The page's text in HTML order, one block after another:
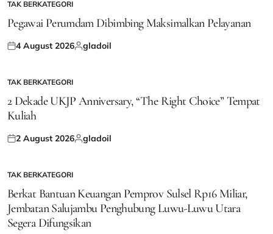
POSTED
IN
TAK BERKATEGORI
Pegawai Perumdam Dibimbing Maksimalkan Pelayanan
Posted
4 August 2026Posted
gladoil
POSTED
TAK BERKATEGORI
2 Dekade UKJP Anniversary, “The Right Choice” Tempat
Kuliah
Posted
2 August 2026Posted
gladoil
POSTED
IN
TAK BERKATEGORI
Berkat Bantuan Keuangan Pemprov Sulsel Rp16 Miliar,
Jembatan Salujambu Penghubung Luwu-Luwu Utara
Segera Difungsikan